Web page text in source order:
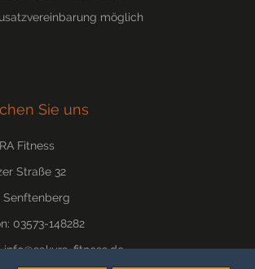
möglich
Sie uns
Fitness
Straße 32
Senftenberg
03573-148282
info@sakura-fitness.de